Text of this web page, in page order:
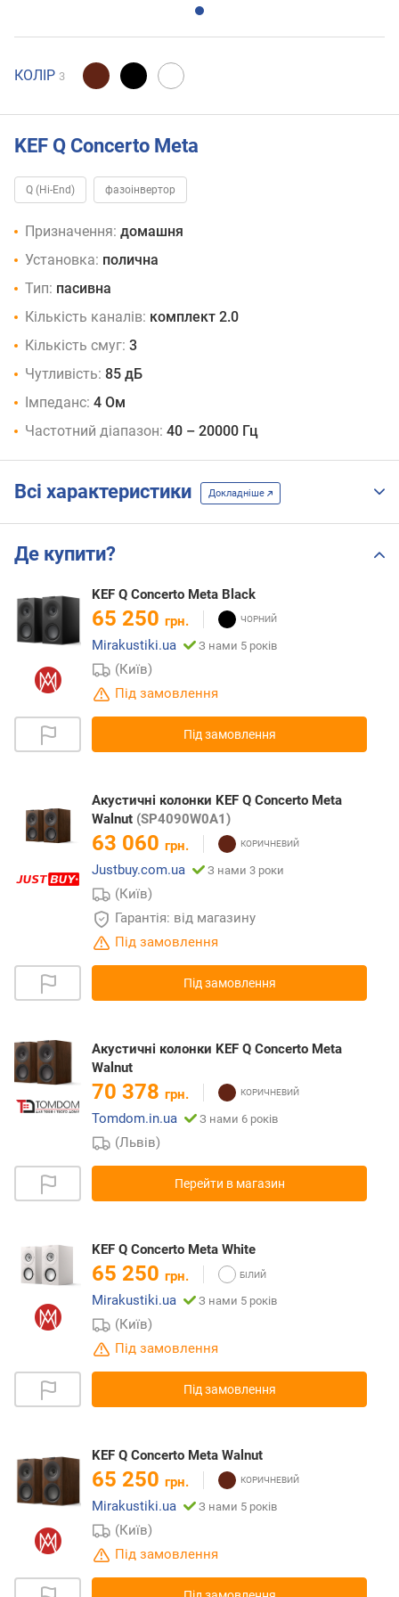
КОЛІР 3
KEF Q Concerto Meta
Q (Hi-End) фазоінвертор
Призначення: домашня
Установка: полична
Тип: пасивна
Кількість каналів: комплект 2.0
Кількість смуг: 3
Чутливість: 85 дБ
Імпеданс: 4 Ом
Частотний діапазон: 40 – 20000 Гц
Всі характеристики Докладніше
Де купити?
KEF Q Concerto Meta Black
65 250 грн.
Mirakustiki.ua
З нами 5 років
(Київ)
Під замовлення
Під замовлення
Акустичні колонки KEF Q Concerto Meta
Walnut (SP4090W0A1)
63 060 грн.
Justbuy.com.ua
З нами 3 роки
(Київ)
Гарантія: від магазину
Під замовлення
Під замовлення
Акустичні колонки KEF Q Concerto Meta
Walnut
70 378 грн.
Tomdom.in.ua
З нами 6 років
(Львів)
Перейти в магазин
KEF Q Concerto Meta White
65 250 грн.
Mirakustiki.ua
З нами 5 років
(Київ)
Під замовлення
Під замовлення
KEF Q Concerto Meta Walnut
65 250 грн.
Mirakustiki.ua
З нами 5 років
(Київ)
Під замовлення